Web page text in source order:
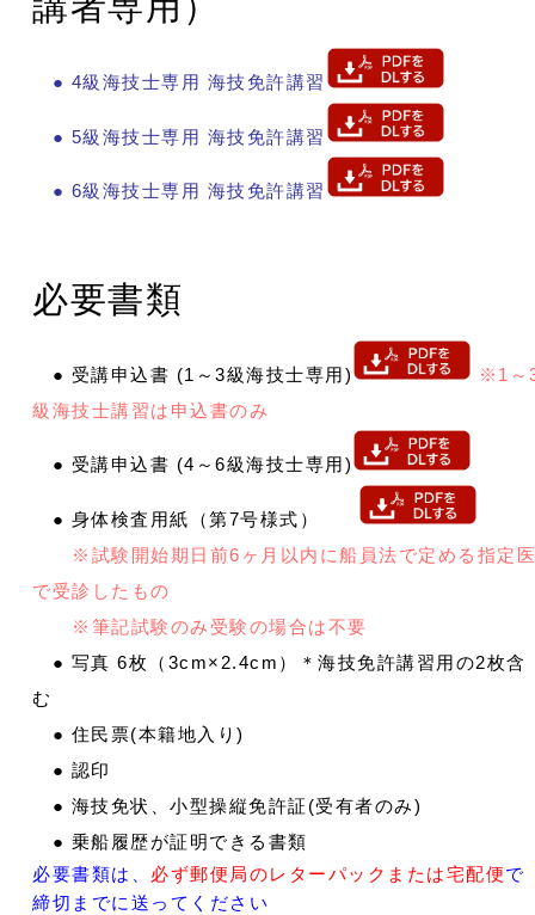
● 4級海技士専用 海技免許講習
● 5級海技士専用 海技免許講習
● 6級海技士専用 海技免許講習
必要書類
● 受講申込書 (1～3級海技士専用)
※1～
級海技士講習は申込書のみ
● 受講申込書 (4～6級海技士専用)
● 身体検査用紙（第7号様式）
※試験開始期日前6ヶ月以内に船員法で定める指定医
で受診したもの
※筆記試験のみ受験の場合は不要
● 写真 6枚（3cm×2.4cm）＊海技免許講習用の2枚含
む
● 住民票(本籍地入り)
● 認印
● 海技免状、小型操縦免許証(受有者のみ)
● 乗船履歴が証明できる書類
必要書類は、 必ず郵便局のレターパックまたは宅配便で
締切までに送ってください